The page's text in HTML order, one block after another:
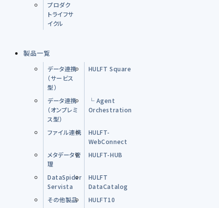
プロダク
トライフサ
イクル
製品一覧
データ連携
（サービス
型）
HULFT Square
データ連携
（オンプレミ
ス型）
└ Agent
Orchestration
ファイル連携
HULFT-
WebConnect
メタデータ管
理
HULFT-HUB
DataSpider
Servista
HULFT
DataCatalog
その他製品
HULFT10